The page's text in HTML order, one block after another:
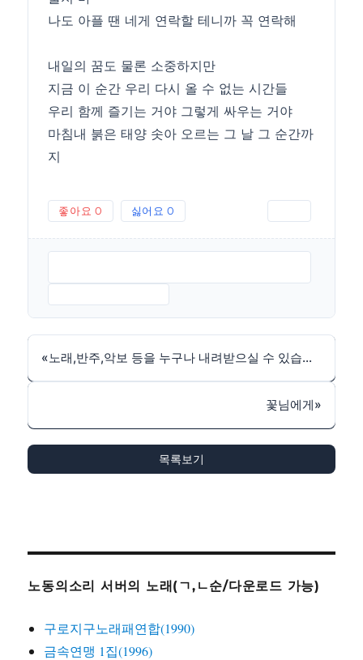
나도 아플 땐 네게 연락할 테니까 꼭 연락해
내일의 꿈도 물론 소중하지만
지금 이 순간 우리 다시 올 수 없는 시간들
우리 함께 즐기는 거야 그렇게 싸우는 거야
마침내 붉은 태양 솟아 오르는 그 날 그 순간까
지
좋아요 0 싫어요 0
« 노래,반주,악보 등을 누구나 내려받으실 수 있습니다(상업용도 제외)
꽃님에게»
목록보기
노동의소리 서버의 노래(ㄱ,ㄴ순/다운로드 가능)
구로지구노래패연합(1990)
금속연맹 1집(1996)